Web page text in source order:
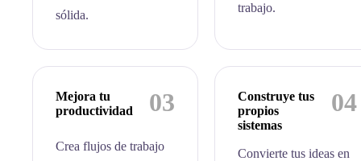
sólida.
trabajo.
03
Mejora tu
productividad
Crea flujos de trabajo
04
Construye tus
propios
sistemas
Convierte tus ideas en